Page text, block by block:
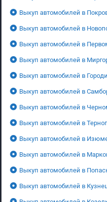
Выкуп автомобилей в
Выкуп автомобилей в
Выкуп автомобилей в
Выкуп автомобилей в
Выкуп автомобилей в
Выкуп автомобилей в
Выкуп автомобилей в
Выкуп автомобилей в
Выкуп автомобилей в
Выкуп автомобилей в
Выкуп автомобилей в
Выкуп автомобилей в